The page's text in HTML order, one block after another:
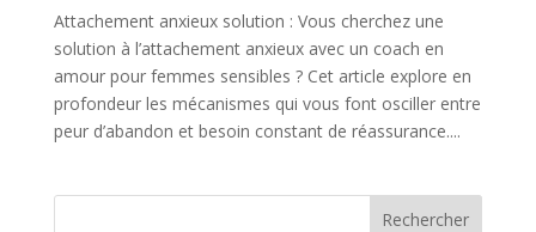
Attachement anxieux solution : Vous cherchez une
solution à l’attachement anxieux avec un coach en
amour pour femmes sensibles ? Cet article explore en
profondeur les mécanismes qui vous font osciller entre
peur d’abandon et besoin constant de réassurance....
Rechercher